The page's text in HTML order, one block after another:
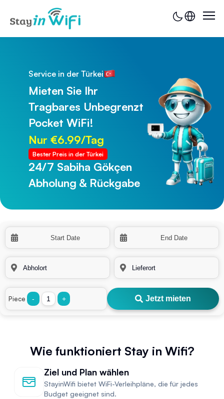
Service in der Türkei
Mieten Sie Ihr
Tragbares Unbegrenzt
Pocket WiFi!
Nur €6.99/Tag
Bester Preis in der Türkei
24/7 Sabiha Gökçen
Abholung & Rückgabe
24/7 Trabzon Flughafen
Abholung & Rückgabe
Piece - + Jetzt mieten
Wie funktioniert Stay in Wifi?
Ziel und Plan wählen
StayinWifi bietet WiFi-Verleihpläne, die für jedes
Budget geeignet sind.